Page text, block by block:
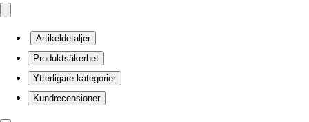
Artikeldetaljer
Produktsäkerhet
Ytterligare kategorier
Kundrecensioner